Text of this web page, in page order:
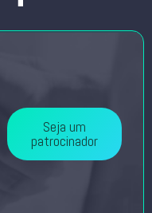
Seja um
patrocinador